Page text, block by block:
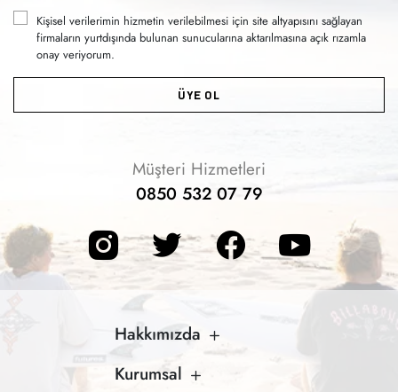
Kişisel verilerimin hizmetin verilebilmesi için site altyapısını sağlayan
firmaların yurtdışında bulunan sunucularına aktarılmasına açık rızamla
onay veriyorum.
ÜYE OL
Müşteri Hizmetleri
0850 532 07 79
Hakkımızda
Kurumsal